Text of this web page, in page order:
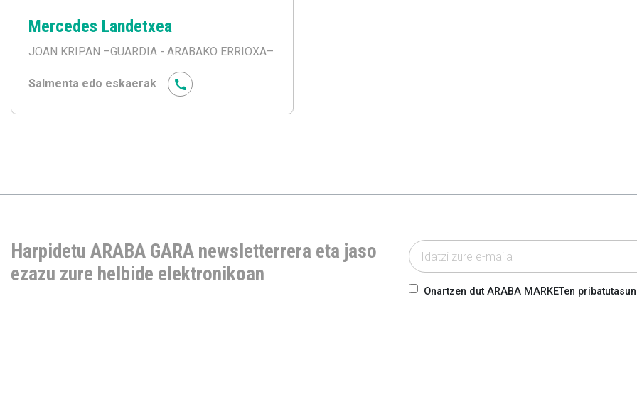
Mercedes Landetxea
JOAN KRIPAN –GUARDIA - ARABAKO ERRIOXA–
Salmenta edo eskaerak
Harpidetu ARABA GARA newsletterrera eta jaso
ezazu zure helbide elektronikoan
Onartzen dut ARABA MARKETen